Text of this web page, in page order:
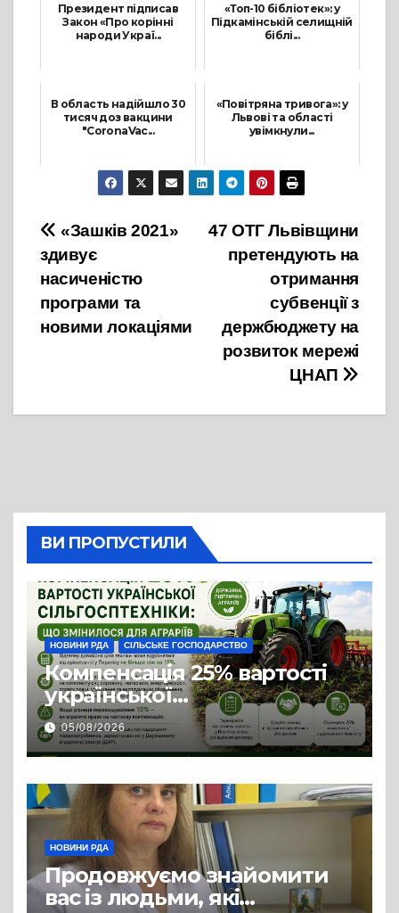
Президент підписав
Закон «Про корінні
народи Украї...
«Топ-10 бібліотек»: у
Підкамінській селищній
біблі...
В область надійшло 30
тисяч доз вакцини
"CoronaVac...
25 Листопада, 2021
«Повітряна тривога»: у
Львові та області
увімкнули...
24 Лютого, 2022
Навігація
записів
47 ОТГ Львівщини
претендують на
отримання
субвенції з
держбюджету на
розвиток мережі
ЦНАП
«Зашків 2021»
здивує
насиченістю
програми та
новими локаціями
ВИ ПРОПУСТИЛИ
НОВИНИ РДА СІЛЬСЬКЕ ГОСПОДАРСТВО
Компенсація 25% вартості
української
сільгосптехніки: що
змінилося для аграріїв
05/08/2026
НОВИНИ РДА
Продовжуємо знайомити
вас із людьми, які